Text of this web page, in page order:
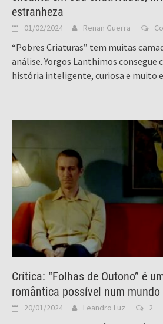
estranheza
01/02/2024 Renan Guerra
“Pobres Criaturas” tem muitas
análise. Yorgos Lanthimos consegue
história inteligente, curiosa e muito
Crítica: “Folhas de Outono” é
romântica possível num mundo
20/01/2024 Leandro Luz 2